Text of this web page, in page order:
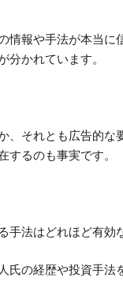
情報や手法が本当に
分かれています。
、それとも広告的
するのも事実です。
手法はどれほど有効
氏の経歴や投資手法